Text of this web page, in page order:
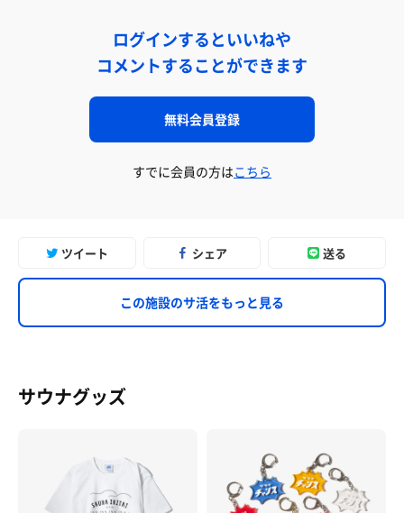
ログインするといいねや
コメントすることができます
無料会員登録
すでに会員の方はこちら
ツイート シェア 送る
この施設のサ活をもっと見る
サウナグッズ